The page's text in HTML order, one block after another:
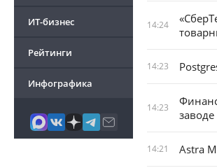
ИТ-бизнес
Рейтинги
Инфографика
14:24
14:23
14:23
14:21 Astra